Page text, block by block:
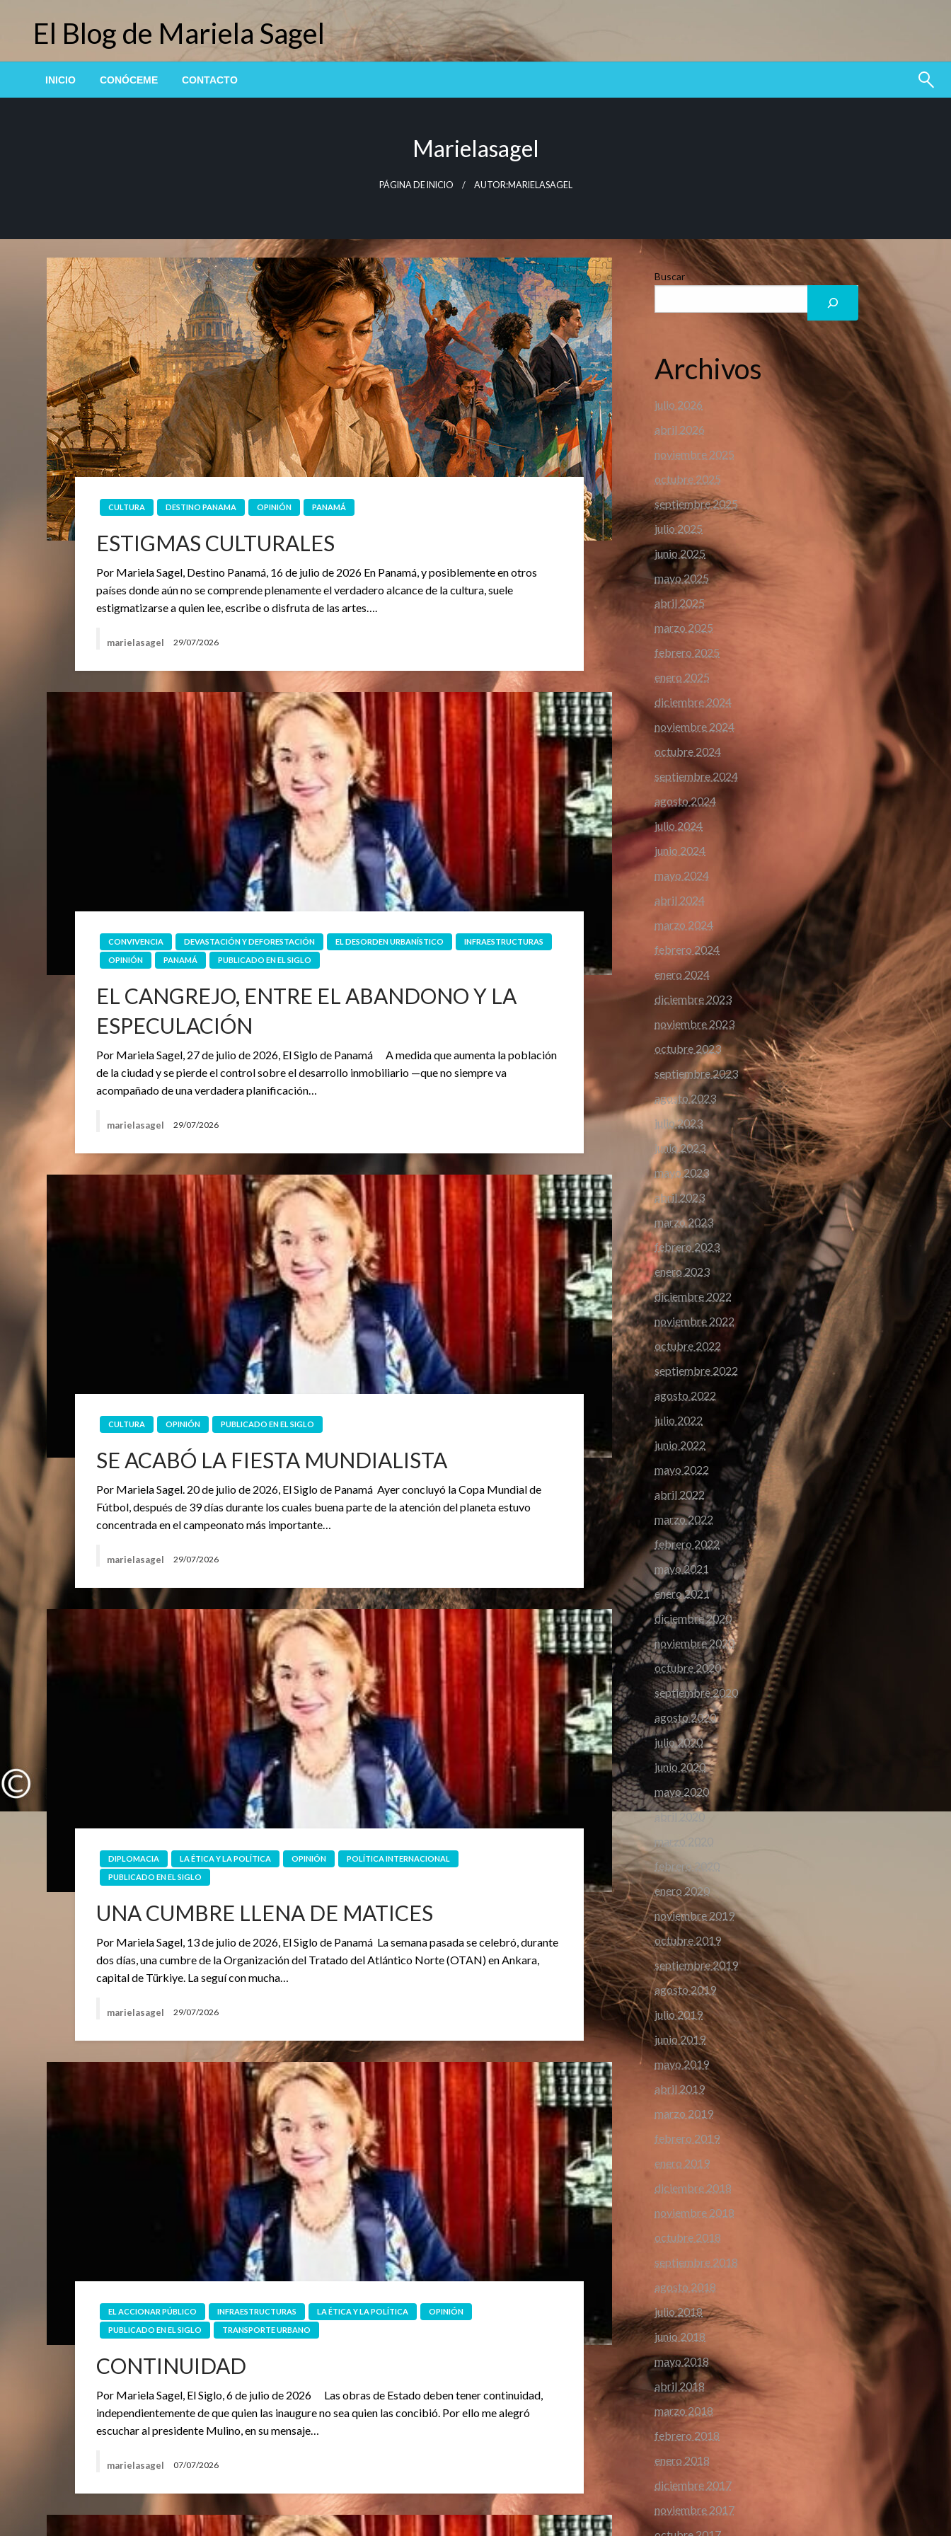
contenidoEl Blog de Mariela Sagel
INICIO CONÓCEME CONTACTO
Marielasagel
PÁGINA DE INICIO AUTOR:MARIELASAGEL
CULTURA DESTINO PANAMA OPINIÓN PANAMÁ
ESTIGMAS CULTURALES
Por Mariela Sagel, Destino Panamá, 16 de julio de 2026 En Panamá, y posiblemente en otros
países donde aún no se comprende plenamente el verdadero alcance de la cultura, suele
estigmatizarse a quien lee, escribe o disfruta de las artes….
marielasagel 29/07/2026
CONVIVENCIA DEVASTACIÓN Y DEFORESTACIÓN EL DESORDEN URBANÍSTICO
INFRAESTRUCTURAS
OPINIÓN
PANAMÁ PUBLICADO EN EL SIGLO
EL CANGREJO, ENTRE EL ABANDONO Y LA
ESPECULACIÓN
Por Mariela Sagel, 27 de julio de 2026, El Siglo de Panamá A medida que aumenta la población
de la ciudad y se pierde el control sobre el desarrollo inmobiliario —que no siempre va
acompañado de una verdadera planificación…
marielasagel 29/07/2026
CULTURA OPINIÓN PUBLICADO EN EL SIGLO
SE ACABÓ LA FIESTA MUNDIALISTA
Por Mariela Sagel. 20 de julio de 2026, El Siglo de Panamá Ayer concluyó la Copa Mundial de
Fútbol, después de 39 días durante los cuales buena parte de la atención del planeta estuvo
concentrada en el campeonato más importante…
marielasagel 29/07/2026
DIPLOMACIA LA ÉTICA Y LA POLÍTICA OPINIÓN
POLÍTICA INTERNACIONAL
PUBLICADO EN EL SIGLO
UNA CUMBRE LLENA DE MATICES
Por Mariela Sagel, 13 de julio de 2026, El Siglo de Panamá La semana pasada se celebró, durante
dos días, una cumbre de la Organización del Tratado del Atlántico Norte (OTAN) en Ankara,
capital de Türkiye. La seguí con mucha…
marielasagel 29/07/2026
EL ACCIONAR PÚBLICO INFRAESTRUCTURAS LA ÉTICA Y LA POLÍTICA
OPINIÓN
PUBLICADO EN EL SIGLO
TRANSPORTE URBANO
CONTINUIDAD
Por Mariela Sagel, El Siglo, 6 de julio de 2026 Las obras de Estado deben tener continuidad,
independientemente de que quien las inaugure no sea quien las concibió. Por ello me alegró
escuchar al presidente Mulino, en su mensaje…
marielasagel 07/07/2026
Buscar
Archivos
julio 2026
abril 2026
noviembre 2025
octubre 2025
septiembre 2025
julio 2025
junio 2025
mayo 2025
abril 2025
marzo 2025
febrero 2025
enero 2025
diciembre 2024
noviembre 2024
octubre 2024
septiembre 2024
agosto 2024
julio 2024
junio 2024
mayo 2024
abril 2024
marzo 2024
febrero 2024
enero 2024
diciembre 2023
noviembre 2023
octubre 2023
septiembre 2023
agosto 2023
julio 2023
junio 2023
mayo 2023
abril 2023
marzo 2023
febrero 2023
enero 2023
diciembre 2022
noviembre 2022
octubre 2022
septiembre 2022
agosto 2022
julio 2022
junio 2022
mayo 2022
abril 2022
marzo 2022
febrero 2022
mayo 2021
enero 2021
diciembre 2020
noviembre 2020
octubre 2020
septiembre 2020
agosto 2020
julio 2020
junio 2020
mayo 2020
abril 2020
marzo 2020
febrero 2020
enero 2020
noviembre 2019
octubre 2019
septiembre 2019
agosto 2019
julio 2019
junio 2019
mayo 2019
abril 2019
marzo 2019
febrero 2019
enero 2019
diciembre 2018
noviembre 2018
octubre 2018
septiembre 2018
agosto 2018
julio 2018
junio 2018
mayo 2018
abril 2018
marzo 2018
febrero 2018
enero 2018
diciembre 2017
noviembre 2017